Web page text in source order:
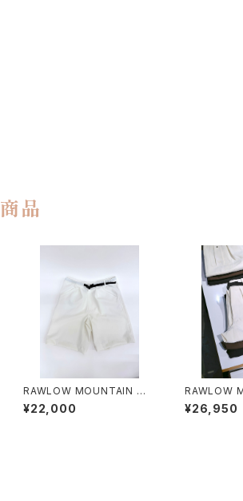
品
RAWLOW MOUNTAIN WO
RKS / HIKER GURKHA PA
NTS
¥22,000
RAWLOW
RKS /
S
¥26,950